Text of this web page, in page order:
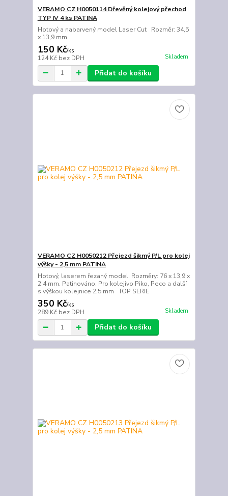
VERAMO CZ H0050114 Dřevěný kolejový přechod
TYP IV 4 ks PATINA
Hotový a nabarvený model Laser Cut Rozměr: 34,5
x 13,9 mm
150 Kč/ks
124 Kč bez DPH Skladem
Přidat do košíku
VERAMO CZ H0050212 Přejezd šikmý P/L pro kolej
výšky - 2,5 mm PATINA
Hotový, laserem řezaný model. Rozměry: 76 x 13,9 x
2,4 mm. Patinováno. Pro kolejivo Piko, Peco a další
s výškou kolejnice 2,5 mm TOP SERIE
350 Kč/ks
289 Kč bez DPH Skladem
Přidat do košíku